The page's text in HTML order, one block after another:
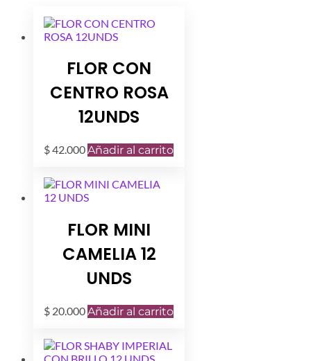
FLOR CON
CENTRO ROSA
12UNDS
$42.000Añadir al carrito
FLOR MINI
CAMELIA 12
UNDS
$ 20.000Añadir al carrito